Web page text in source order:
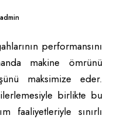
admin
performansını
makine ömrünü
maksimize eder.
birlikte bu
faaliyetleriyle sınırlı